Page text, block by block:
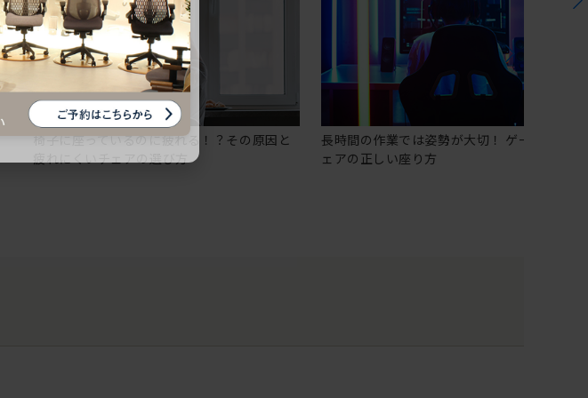
椅子に座っているのに疲れる！？その原因と
疲れにくいチェアの選び方
長時間の作業では姿勢が大切！ ゲーミングチ
ェアの正しい座り方